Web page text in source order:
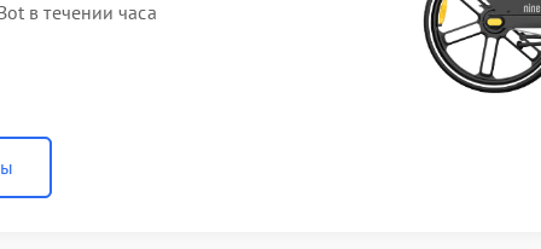
в течении часа